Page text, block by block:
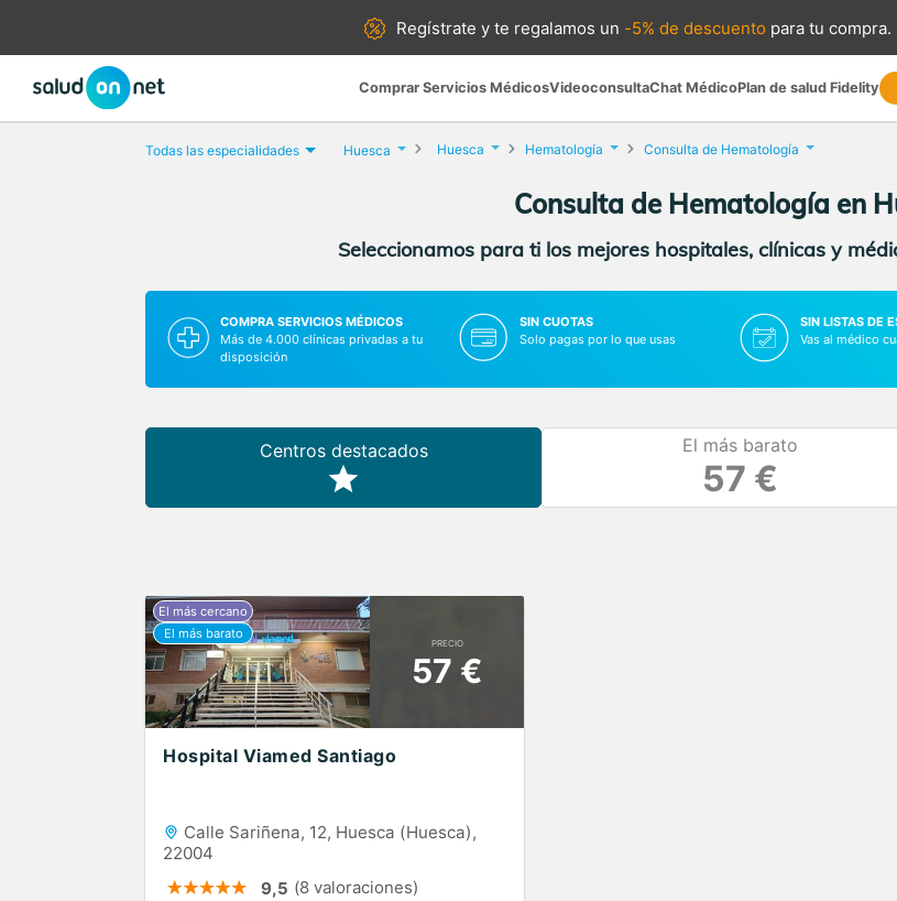
Regístrate yte regalamos un -5% de descuento para tu compra.
Comprar Servicios MédicosVideoconsultaChat MédicoPlan de salud Fidelity
Todas las especialidades Huesca Huesca Hematología Consulta de Hematología
Consulta de Hematología en
Seleccionamos para ti los mejores hospitales, clínicas y
COMPRA SERVICIOS MÉDICOS
Más de 4.000 clínicas privadas a tu
disposición
SIN CUOTAS
Solo pagas por lo que usas
SIN LISTAS DE
Vas al médico
Centros destacados El más barato
57 €
PRECIO
57 €
Hospital Viamed Santiago
Calle Sariñena, 12, Huesca (Huesca),
22004
9,5 (8 valoraciones)